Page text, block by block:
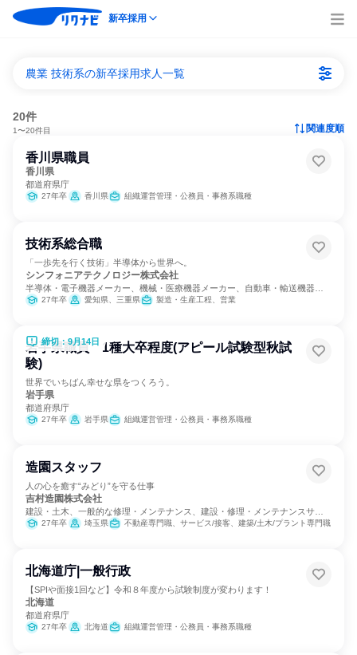
新卒採用
農業 技術系の新卒採用求人一覧
20件
1〜20件目 関連度順
香川県職員
香川県
都道府県庁
27年卒 香川県 組織運営管理・公務員・事務系職種
技術系総合職
「一歩先を行く技術」半導体から世界へ。
シンフォニアテクノロジー株式会社
半導体・電子機器メーカー、機械・医療機器メーカー、自動車・輸送機器メ
ーカー27年卒 愛知県、三重県 製造・生産工程、営業
締切：9月14日
岩手県職員 1種大卒程度(アピール試験型秋試
験)
世界でいちばん幸せな県をつくろう。
岩手県
都道府県庁
27年卒 岩手県 組織運営管理・公務員・事務系職種
造園スタッフ
人の心を癒す“みどり”を守る仕事
吉村造園株式会社
建設・土木、一般的な修理・メンテナンス、建設・修理・メンテナンスサー
ビス27年卒 埼玉県 不動産専門職、サービス/接客、建築/土木/プラント専門職
北海道庁|一般行政
【SPIや面接1回など】令和８年度から試験制度が変わります！
北海道
都道府県庁
27年卒 北海道 組織運営管理・公務員・事務系職種